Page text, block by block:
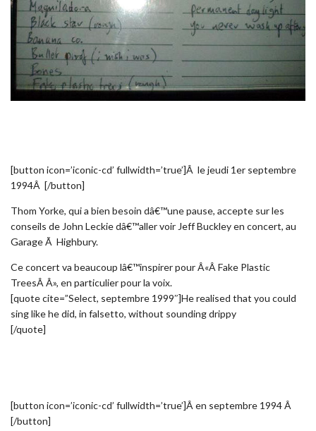
[button icon=’iconic-cd’ fullwidth=’true’]Â le jeudi 1er septembre
1994Â [/button]
Thom Yorke, qui a bien besoin dâ€™une pause, accepte sur les
conseils de John Leckie dâ€™aller voir Jeff Buckley en concert, au
Garage Ã Highbury.
Ce concert va beaucoup lâ€™inspirer pour Â«Â Fake Plastic
TreesÂ Â», en particulier pour la voix.
[quote cite=”Select, septembre 1999″]He realised that you could
sing like he did, in falsetto, without sounding drippy
[/quote]
[button icon=’iconic-cd’ fullwidth=’true’]Â en septembre 1994 Â
[/button]